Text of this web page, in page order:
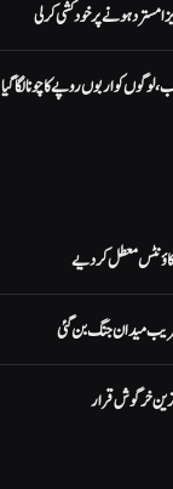
مسترد ہونے پر خود کشی کر لی
لوگوں کو اربوں روپے کا چونا لگا گیا
معطل کر دیے
میدان جنگ بن گئی
ترین خرگوش قرار